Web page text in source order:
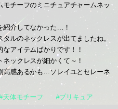
モチーフのミニチュアチャームネッ
紹介してなかった…！
ルのネックレスが出てましたね。
アイテムばかりです！！
ックレスが細かくて～！
高感あるかも…ソレイユとセレーネ
天体モチーフ #プリキュア